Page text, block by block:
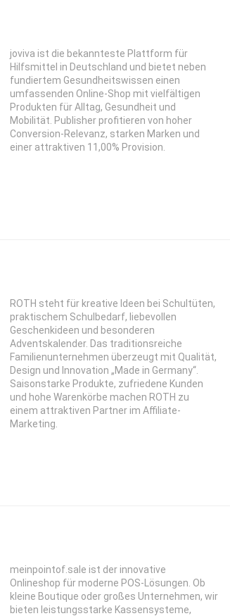
joviva ist die bekannteste Plattform für
Hilfsmittel in Deutschland und bietet neben
fundiertem Gesundheitswissen einen
umfassenden Online-Shop mit vielfältigen
Produkten für Alltag, Gesundheit und
Mobilität. Publisher profitieren von hoher
Conversion-Relevanz, starken Marken und
einer attraktiven 11,00% Provision.
ROTH steht für kreative Ideen bei Schultüten,
praktischem Schulbedarf, liebevollen
Geschenkideen und besonderen
Adventskalender. Das traditionsreiche
Familienunternehmen überzeugt mit Qualität,
Design und Innovation „Made in Germany“.
Saisonstarke Produkte, zufriedene Kunden
und hohe Warenkörbe machen ROTH zu
einem attraktiven Partner im Affiliate-
Marketing.
meinpointof.sale ist der innovative
Onlineshop für moderne POS-Lösungen. Ob
kleine Boutique oder großes Unternehmen, wir
bieten leistungsstarke Kassensysteme,